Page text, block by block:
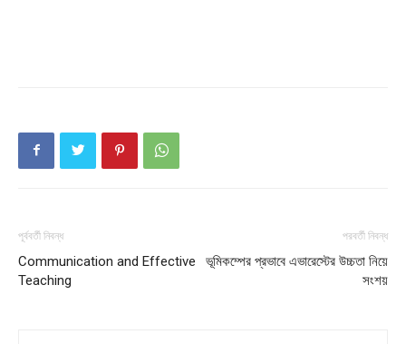
My account
পূর্ববর্তী নিবন্ধ
Communication and Effective
Teaching
পরবর্তী নিবন্ধ
ভূমিকম্পের প্রভাবে এভারেস্টের উচ্চতা নিয়ে
সংশয়